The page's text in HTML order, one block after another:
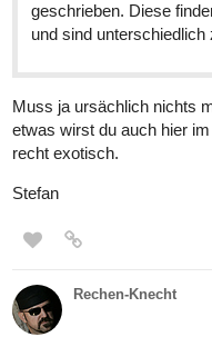
geschrieben. Diese
und sind
Muss ja ursächlich nichts
etwas wirst du auch hier
recht exotisch.
Stefan
Rechen-Knecht